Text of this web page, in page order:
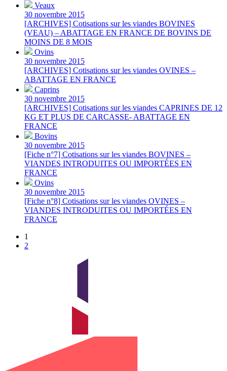
Veaux
30 novembre 2015
[ARCHIVES] Cotisations sur les viandes BOVINES
(VEAU) – ABATTAGE EN FRANCE DE BOVINS DE
MOINS DE 8 MOIS
Ovins
30 novembre 2015
[ARCHIVES] Cotisations sur les viandes OVINES –
ABATTAGE EN FRANCE
Caprins
30 novembre 2015
[ARCHIVES] Cotisations sur les viandes CAPRINES DE 12
KG ET PLUS DE CARCASSE- ABATTAGE EN
FRANCE
Bovins
30 novembre 2015
[Fiche n°7] Cotisations sur les viandes BOVINES –
VIANDES INTRODUITES OU IMPORTÉES EN
FRANCE
Ovins
30 novembre 2015
[Fiche n°8] Cotisations sur les viandes OVINES –
VIANDES INTRODUITES OU IMPORTÉES EN
FRANCE
1
2